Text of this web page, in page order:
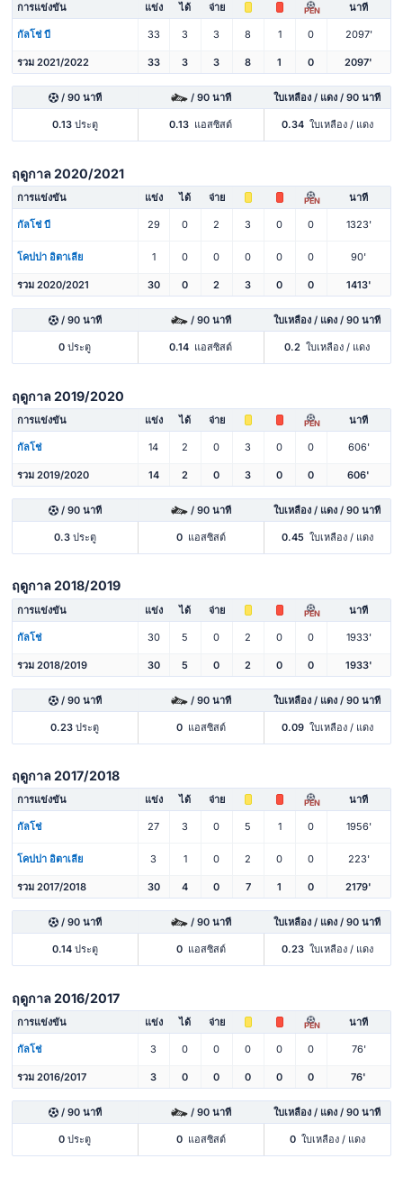
การแข่งขัน แข่ง ได้ จ่าย PEN นาที
กัลโช่ บี 33 3 3 8 1 0 2097'
รวม 2021/2022 33 3 3 8 1 0 2097'
/ 90 นาที / 90 นาที ใบเหลือง / แดง / 90 นาที
0.13ประตู 0.13 แอสซิสต์ 0.34 ใบเหลือง / แดง
ฤดูกาล 2020/2021
การแข่งขัน แข่ง ได้ จ่าย PEN นาที
กัลโช่ บี 29 0 2 3 0 0 1323'
โคปปา อิตาเลีย 1 0 0 0 0 0 90'
รวม 2020/2021 30 0 2 3 0 0 1413'
/ 90 นาที / 90 นาที ใบเหลือง / แดง / 90 นาที
0 ประตู 0.14 แอสซิสต์ 0.2 ใบเหลือง / แดง
ฤดูกาล 2019/2020
การแข่งขัน แข่ง ได้ จ่าย PEN นาที
กัลโช่ 14 2 0 3 0 0 606'
รวม 2019/2020 14 2 0 3 0 0 606'
/ 90 นาที / 90 นาที ใบเหลือง / แดง / 90 นาที
0.3ประตู 0 แอสซิสต์ 0.45 ใบเหลือง / แดง
ฤดูกาล 2018/2019
การแข่งขัน แข่ง ได้ จ่าย PEN นาที
กัลโช่ 30 5 0 2 0 0 1933'
รวม 2018/2019 30 5 0 2 0 0 1933'
/ 90 นาที / 90 นาที ใบเหลือง / แดง / 90 นาที
0.23 ประตู 0 แอสซิสต์ 0.09 ใบเหลือง / แดง
ฤดูกาล 2017/2018
การแข่งขัน แข่ง ได้ จ่าย PEN นาที
กัลโช่ 27 3 0 5 1 0 1956'
โคปปา อิตาเลีย 3 1 0 2 0 0 223'
รวม 2017/2018 30 4 0 7 1 0 2179'
/ 90 นาที / 90 นาที ใบเหลือง / แดง / 90 นาที
0.14ประตู 0 แอสซิสต์ 0.23 ใบเหลือง / แดง
ฤดูกาล 2016/2017
การแข่งขัน แข่ง ได้ จ่าย PEN นาที
กัลโช่ 3 0 0 0 0 0 76'
รวม 2016/2017 3 0 0 0 0 0 76'
/ 90 นาที / 90 นาที ใบเหลือง / แดง / 90 นาที
0 ประตู 0 แอสซิสต์ 0 ใบเหลือง / แดง